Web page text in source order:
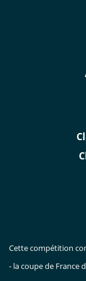
Cette compétition
- la coupe de France